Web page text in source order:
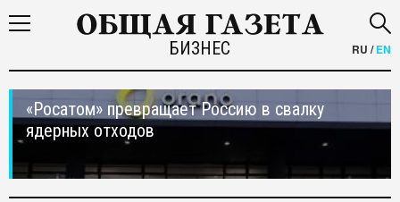
БИЗНЕС RU /EN
«Росатом» превращает Россию в свалку
ядерных отходов